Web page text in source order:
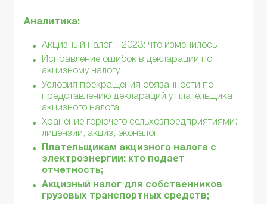
Аналитика:
Акцизный налог – 2023: что изменилось
Исправление ошибок в декларации по
акцизному налогу
Условия прекращения обязанности по
представлению деклараций у плательщика
акцизного налога
Хранение горючего сельхозпредприятиями:
лицензии, акциз, эконалог
Плательщикам акцизного налога с
электроэнергии: кто подает
отчетность;
Акцизный налог для собственников
грузовых транспортных средств;